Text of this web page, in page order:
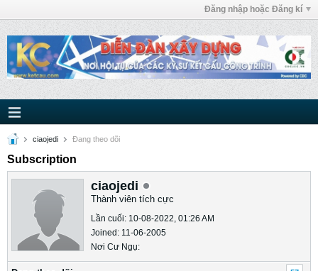
Đăng nhập hoặc Đăng kí
ciaojedi Ðang theo dõi
Subscription
ciaojedi
Thành viên tích cực
Lần cuối: 10-08-2022, 01:26 AM
Joined: 11-06-2005
Nơi Cư Ngụ: